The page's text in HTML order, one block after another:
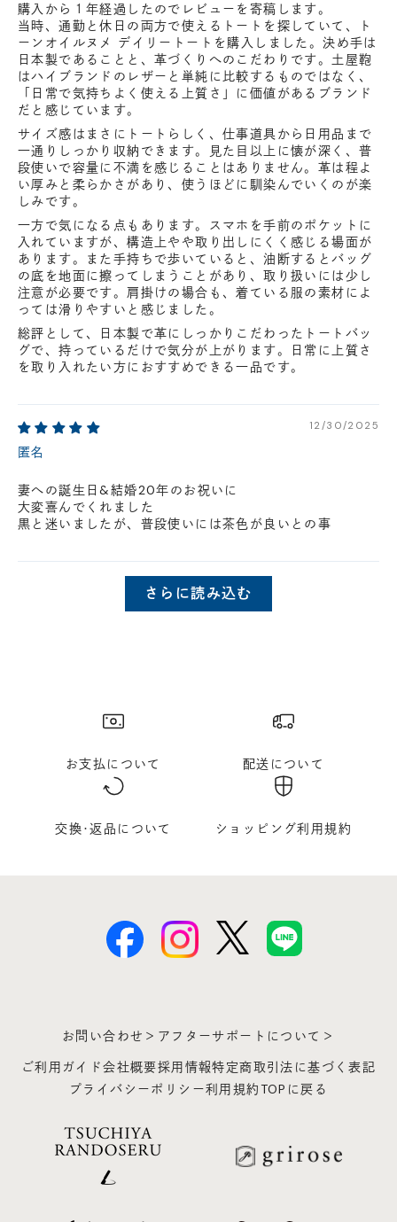
購入から１年経過したのでレビューを寄稿します。
当時、通勤と休日の両方で使えるトートを探していて、ト
ーンオイルヌメ デイリートートを購入しました。決め手は
日本製であることと、革づくりへのこだわりです。土屋鞄
はハイブランドのレザーと単純に比較するものではなく、
「日常で気持ちよく使える上質さ」に価値があるブランド
だと感じています。
サイズ感はまさにトートらしく、仕事道具から日用品まで
一通りしっかり収納できます。見た目以上に懐が深く、普
段使いで容量に不満を感じることはありません。革は程よ
い厚みと柔らかさがあり、使うほどに馴染んでいくのが楽
しみです。
一方で気になる点もあります。スマホを手前のポケットに
入れていますが、構造上やや取り出しにくく感じる場面が
あります。また手持ちで歩いていると、油断するとバッグ
の底を地面に擦ってしまうことがあり、取り扱いには少し
注意が必要です。肩掛けの場合も、着ている服の素材によ
っては滑りやすいと感じました。
総評として、日本製で革にしっかりこだわったトートバッ
グで、持っているだけで気分が上がります。日常に上質さ
を取り入れたい方におすすめできる一品です。
12/30/2025
匿名
妻への誕生日&結婚20年のお祝いに
大変喜んでくれました
黒と迷いましたが、普段使いには茶色が良いとの事
さらに読み込む
お支払について 配送について
交換･返品について ショッピング利用規約
お問い合わせ＞ アフターサポートについて＞
ご利用ガイド会社概要採用情報特定商取引法に基づく表記
プライバシーポリシー利用規約 TOPに戻る